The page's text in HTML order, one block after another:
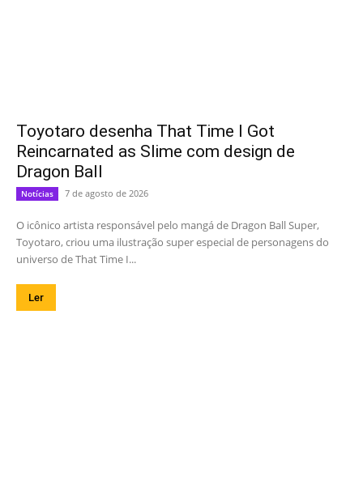
Toyotaro desenha That Time I Got
Reincarnated as Slime com design de
Dragon Ball
Notícias 7 de agosto de 2026
O icônico artista responsável pelo mangá de Dragon Ball Super,
Toyotaro, criou uma ilustração super especial de personagens do
universo de That Time I...
Ler